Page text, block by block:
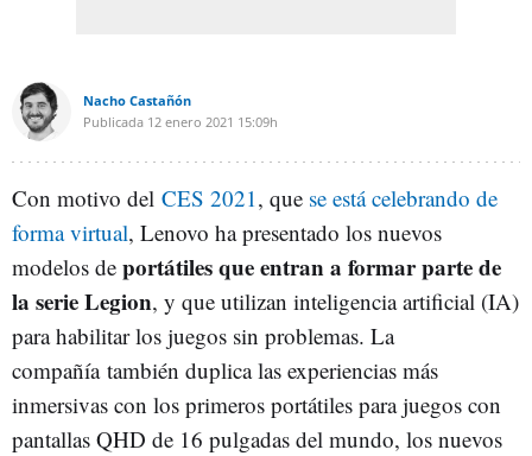
Nacho Castañón
Publicada 12 enero 2021 15:09h
Con motivo del CES 2021, que se está celebrando de
forma virtual, Lenovo ha presentado los nuevos
modelos de portátiles que entran a formar parte de
la serie Legion, y que utilizan inteligencia artificial (IA)
para habilitar los juegos sin problemas. La
compañía también duplica las experiencias más
inmersivas con los primeros portátiles para juegos con
pantallas QHD de 16 pulgadas del mundo, los nuevos